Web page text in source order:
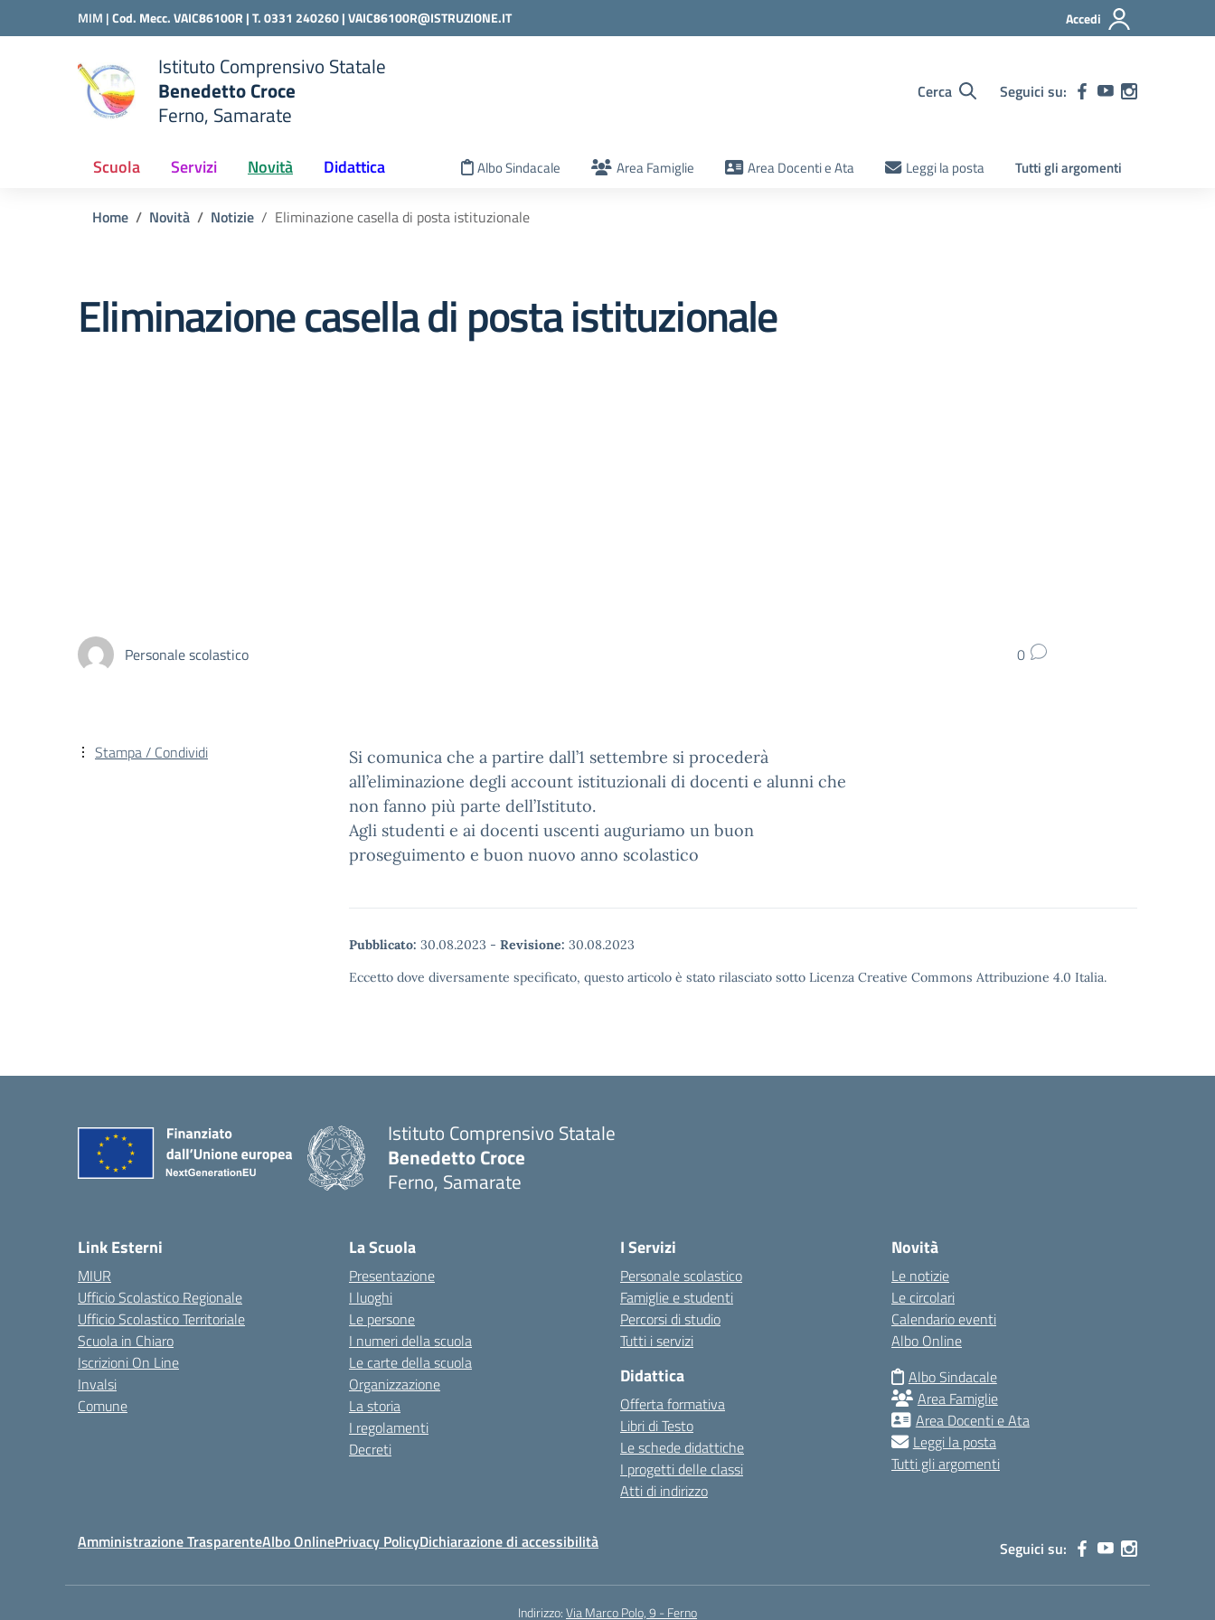
Vai ai contenuti
Vai al menu di navigazione
MIM |Cod. Mecc. VAIC86100R | T. 0331 240260 |VAIC86100R@ISTRUZIONE.IT Accedi
scuola
Istituto Comprensivo Statale
Benedetto Croce
Ferno, Samarate
Cerca Seguici su:
Scuola Servizi Novità Didattica Albo Sindacale Area Famiglie Area Docenti e Ata Leggi la posta Tutti gli argomenti
Home Novità Notizie Eliminazione casella di posta istituzionale
Eliminazione casella di posta istituzionale
Personale scolastico 0
Si comunica che a partire dall’1 settembre si procederà
all’eliminazione degli account istituzionali di docenti e alunni che
non fanno più parte dell’Istituto.
Agli studenti e ai docenti uscenti auguriamo un buon
proseguimento e buon nuovo anno scolastico
Pubblicato: 30.08.2023 - Revisione: 30.08.2023
Eccetto dove diversamente specificato, questo articolo è stato rilasciato sotto Licenza Creative Commons Attribuzione 4.0 Italia.
Stampa / Condividi
Istituto Comprensivo Statale
Benedetto Croce
Ferno, Samarate
Link Esterni
MIUR
Ufficio Scolastico Regionale
Ufficio Scolastico Territoriale
Scuola in Chiaro
Iscrizioni On Line
Invalsi
Comune
La Scuola
Presentazione
I luoghi
Le persone
I numeri della scuola
Le carte della scuola
Organizzazione
La storia
I regolamenti
Decreti
I Servizi
Personale scolastico
Famiglie e studenti
Percorsi di studio
Tutti i servizi
Didattica
Offerta formativa
Libri di Testo
Le schede didattiche
I progetti delle classi
Atti di indirizzo
Novità
Le notizie
Le circolari
Calendario eventi
Albo Online
Albo Sindacale
Area Famiglie
Area Docenti e Ata
Leggi la posta
Tutti gli argomenti
Amministrazione TrasparenteAlbo OnlinePrivacy PolicyDichiarazione di accessibilità Seguici su:
Indirizzo:Via Marco Polo, 9 - Ferno